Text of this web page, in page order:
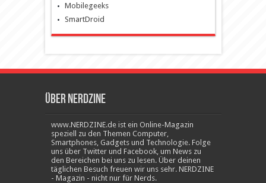
Mobilegeeks
SmartDroid
Über Nerdzine
www.NERDZINE.de ist ein Online-Magazin
speziell zu den Themen Computer,
Smartphones, Gadgets und Technologie. Folge
uns über Twitter und Facebook, um News zu
den Bereichen bei uns zu lesen. Über deinen
täglichen Besuch freuen wir uns sehr. NERDZINE
- Magazin - nicht nur für Nerds.